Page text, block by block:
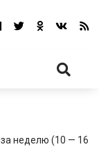
неделю (10 — 16